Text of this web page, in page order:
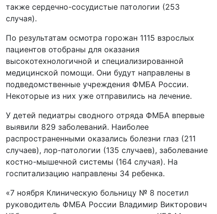
также сердечно-сосудистые патологии (253
случая).
По результатам осмотра горожан 1115 взрослых
пациентов отобраны для оказания
высокотехнологичной и специализированной
медицинской помощи. Они будут направлены в
подведомственные учреждения ФМБА России.
Некоторые из них уже отправились на лечение.
У детей педиатры сводного отряда ФМБА впервые
выявили 829 заболеваний. Наиболее
распространенными оказались болезни глаз (211
случаев), лор-патологии (135 случаев), заболевание
костно-мышечной системы (164 случая). На
госпитализацию направлены 34 ребенка.
«7 ноября Клиническую больницу № 8 посетил
руководитель ФМБА России Владимир Викторович